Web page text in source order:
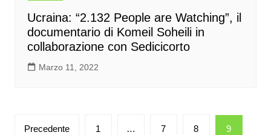
Ucraina: “2.132 People are Watching”, il
documentario di Komeil Soheili in
collaborazione con Sedicicorto
Marzo 11, 2022
Paginazione
Precedente 1 … 7 8 9